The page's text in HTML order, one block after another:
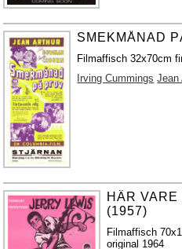
SMEKMÅNAD
Filmaffisch 32x70cm
Irving Cummings Jean
HÄR VARE
(1957)
Filmaffisch
original 1964